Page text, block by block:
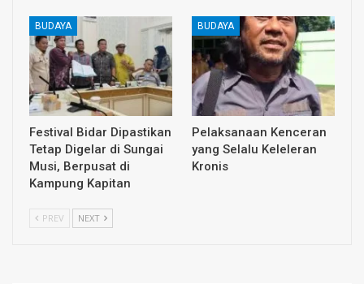
BUDAYA
Festival Bidar Dipastikan
Tetap Digelar di Sungai
Musi, Berpusat di
Kampung Kapitan
BUDAYA
Pelaksanaan Kenceran
yang Selalu Keleleran
Kronis
PREV NEXT